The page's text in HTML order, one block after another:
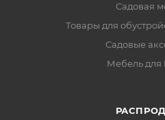
Садовая
Товары для
Садовые
Мебель для